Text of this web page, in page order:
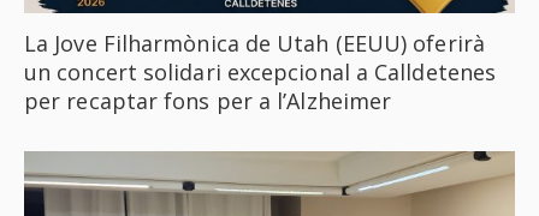
La Jove Filharmònica de Utah (EEUU) oferirà
un concert solidari excepcional a Calldetenes
per recaptar fons per a l’Alzheimer